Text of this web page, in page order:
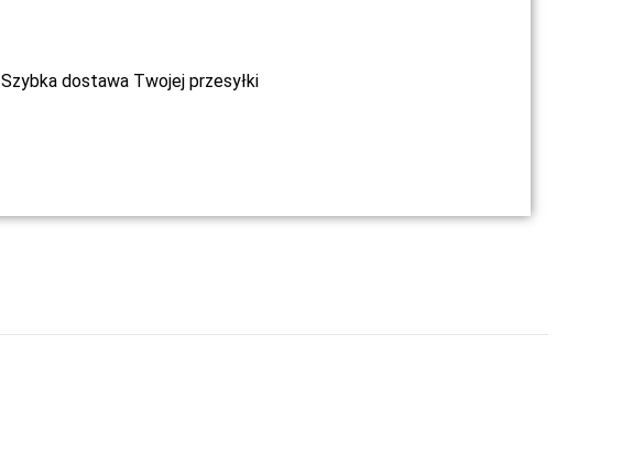
Szybka dostawa Twojej przesyłki